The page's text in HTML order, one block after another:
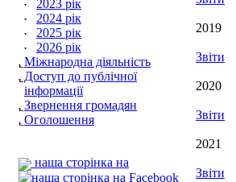
2023 рік
2024 рік
2025 рік
2026 рік
Міжнародна діяльність
Доступ до публічної
інформації
Звернення громадян
Оголошення
наша сторінка на
2019
Звіти
2020
Звіти
2021
Звіти